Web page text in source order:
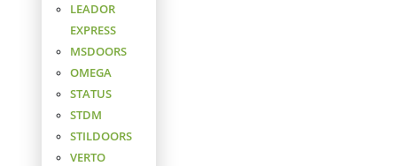
LEADOR
EXPRESS
MSDOORS
OMEGA
STATUS
STDM
STILDOORS
VERTO